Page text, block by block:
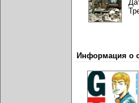
Информация о